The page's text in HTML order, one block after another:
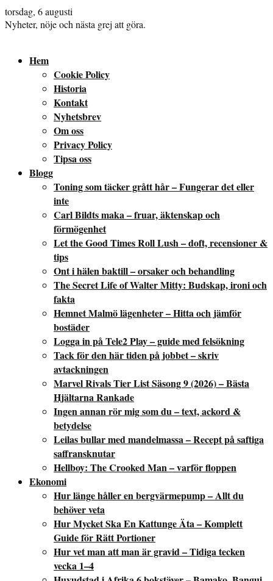
torsdag, 6 augusti
Nyheter, nöje och nästa grej att göra.
Hem
Cookie Policy
Historia
Kontakt
Nyhetsbrev
Om oss
Privacy Policy
Tipsa oss
Blogg
Toning som täcker grått hår – Fungerar det eller
inte
Carl Bildts maka – fruar, äktenskap och
förmögenhet
Let the Good Times Roll Lush – doft, recensioner &
tips
Ont i hälen baktill – orsaker och behandling
The Secret Life of Walter Mitty: Budskap, ironi och
fakta
Hemnet Malmö lägenheter – Hitta och jämför
bostäder
Logga in på Tele2 Play – guide med felsökning
Tack för den här tiden på jobbet – skriv
avtackningen
Marvel Rivals Tier List Säsong 9 (2026) – Bästa
Hjältarna Rankade
Ingen annan rör mig som du – text, ackord &
betydelse
Leilas bullar med mandelmassa – Recept på saftiga
saffransknutar
Hellboy: The Crooked Man – varför floppen
Ekonomi
Hur länge håller en bergvärmepump – Allt du
behöver veta
Hur Mycket Ska En Kattunge Äta – Komplett
Guide för Rätt Portioner
Hur vet man att man är gravid – Tidiga tecken
vecka 1–4